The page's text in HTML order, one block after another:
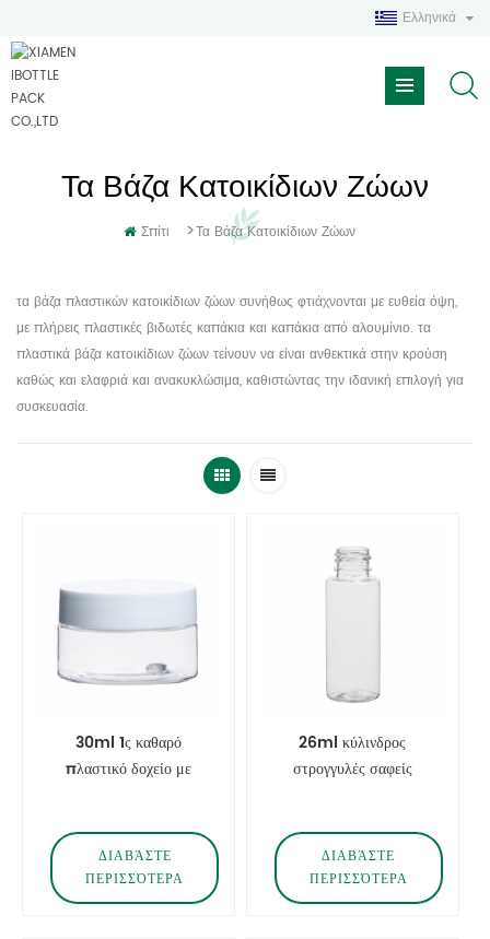
Ελληνικά
Τα Βάζα Κατοικίδιων Ζώων
Σπίτι >Τα Βάζα Κατοικίδιων Ζώων
τα βάζα πλαστικών κατοικίδιων ζώων συνήθως φτιάχνονται με ευθεία όψη,
με πλήρεις πλαστικές βιδωτές καπάκια και καπάκια από αλουμίνιο. τα
πλαστικά βάζα κατοικίδιων ζώων τείνουν να είναι ανθεκτικά στην κρούση
καθώς και ελαφριά και ανακυκλώσιμα, καθιστώντας την ιδανική επιλογή για
συσκευασία.
30ml 1ς καθαρό
πλαστικό δοχείο με
ΔΙΑΒΆΣΤΕ
ΠΕΡΙΣΣΌΤΕΡΑ
26ml κύλινδρος
στρογγυλές σαφείς
ΔΙΑΒΆΣΤΕ
ΠΕΡΙΣΣΌΤΕΡΑ